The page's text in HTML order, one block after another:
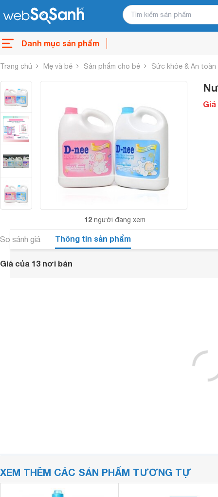
Danh mục sản phẩm
Trang chủ Mẹ và bé Sản phẩm cho bé Sức khỏe & An toàn
12 người đang xem
So sánh giá Thông tin sản phẩm
Giá của 13 nơi bán
XEM THÊM CÁC SẢN PHẨM TƯƠNG TỰ